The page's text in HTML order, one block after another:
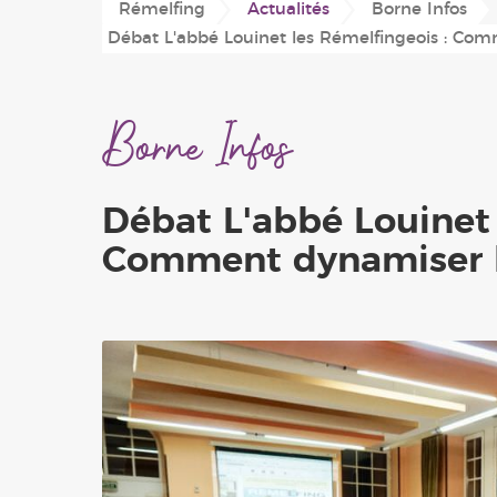
Conseil Municipal
Plan du village
Périscolaire
Rémelfing Actualités
Borne Infos
Débat L'abbé Louinet les Rémelfingeois :
Borne Infos
Débat L'abbé
Comment dynamiser